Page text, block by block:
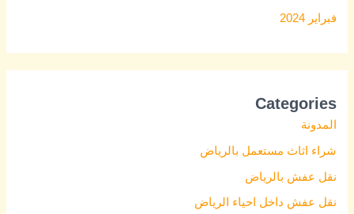
فبراير 2024
Categories
المدونة
شراء اثاث مستعمل بالرياض
نقل عفش بالرياض
نقل عفش داخل احياء الرياض